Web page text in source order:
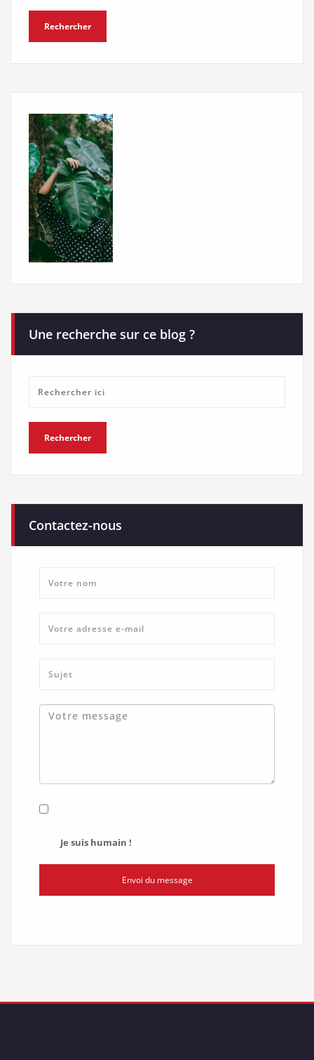
Une recherche sur ce blog ?
Contactez-nous
Je suis humain !
Envoi du message